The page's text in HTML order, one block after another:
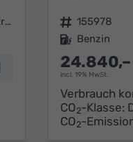
Doppelkupplungsgetriebe (DSG)
Fahrzeug parken
Fahrzeugnr. 155978
Kraftstoff Benzin
incl. 19% MwSt.
Verbrauch
CO2-Klasse:
CO2-